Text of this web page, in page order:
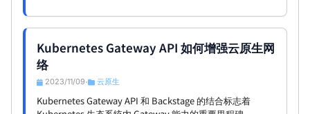
Kubernetes Gateway API 如何增强云原生网
络
2023/11/09 • 云原生
Kubernetes Gateway API 和 Backstage 的结合标志着